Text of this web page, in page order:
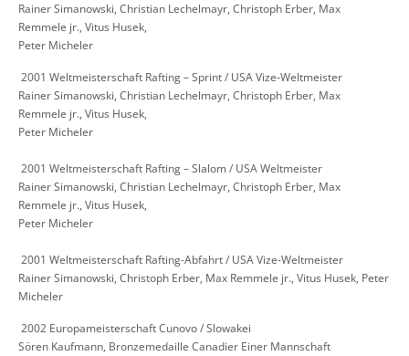
Rainer Simanowski, Christian Lechelmayr, Christoph Erber, Max
Remmele jr., Vitus Husek,
Peter Micheler
​ 2001 Weltmeisterschaft Rafting – Sprint / USA Vize-Weltmeister
Rainer Simanowski, Christian Lechelmayr, Christoph Erber, Max
Remmele jr., Vitus Husek,
Peter Micheler
​ 2001 Weltmeisterschaft Rafting – Slalom / USA Weltmeister
Rainer Simanowski, Christian Lechelmayr, Christoph Erber, Max
Remmele jr., Vitus Husek,
Peter Micheler
​ 2001 Weltmeisterschaft Rafting-Abfahrt / USA Vize-Weltmeister
Rainer Simanowski, Christoph Erber, Max Remmele jr., Vitus Husek, Peter
Micheler
​ 2002 Europameisterschaft Cunovo / Slowakei
Sören Kaufmann, Bronzemedaille Canadier Einer Mannschaft